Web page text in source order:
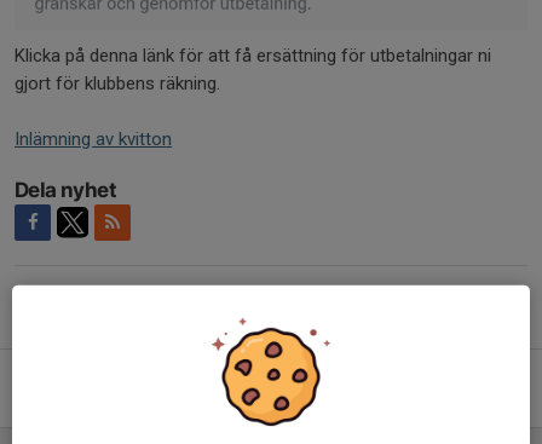
Klicka på denna länk för att få ersättning för utbetalningar ni
gjort för klubbens räkning.
Inlämning av kvitton
Dela nyhet
Betalning sommarträning
0